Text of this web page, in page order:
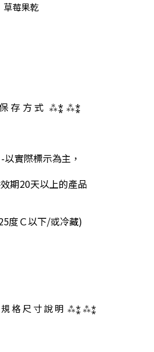
草莓果乾
存 方 式  ⁂⁑ ⁂⁑
以實際標示為主，
期20天以上的產品
度Ｃ以下/或冷藏)
格 尺 寸 說 明 ⁂⁑ ⁂⁑